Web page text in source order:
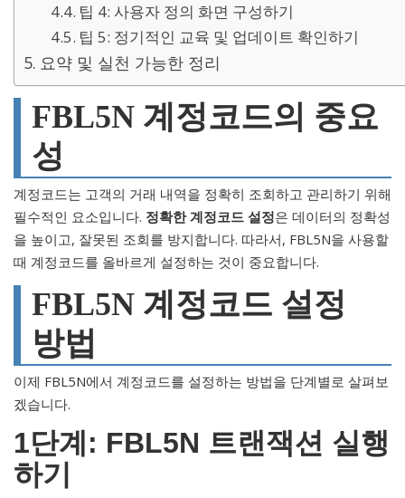
팁 4: 사용자 정의 화면 구성하기
팁 5: 정기적인 교육 및 업데이트 확인하기
요약 및 실천 가능한 정리
FBL5N 계정코드의 중요
성
계정코드는 고객의 거래 내역을 정확히 조회하고 관리하기 위해
필수적인 요소입니다. 정확한 계정코드 설정은 데이터의 정확성
을 높이고, 잘못된 조회를 방지합니다. 따라서, FBL5N을 사용할
때 계정코드를 올바르게 설정하는 것이 중요합니다.
FBL5N 계정코드 설정
방법
이제 FBL5N에서 계정코드를 설정하는 방법을 단계별로 살펴보
겠습니다.
1단계: FBL5N 트랜잭션 실행
하기